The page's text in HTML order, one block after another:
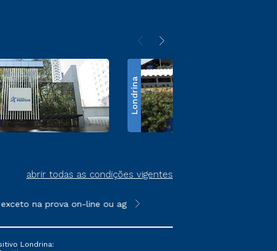
Londrina
abrir todas as condições vigentes
prova on-line ou agendada, que ofertam bolsas de até
**Semipresencial é um formato do
Londrina: